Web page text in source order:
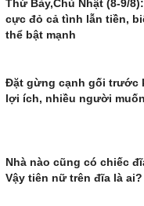
Thứ Bảy,Chủ Nhật (8-9/
cực đỏ cả tình lẫn tiền,
thể bật mạnh
Đặt gừng cạnh gối trước
lợi ích, nhiều người
Nhà nào cũng có chiếc
Vậy tiên nữ trên đĩa là ai?